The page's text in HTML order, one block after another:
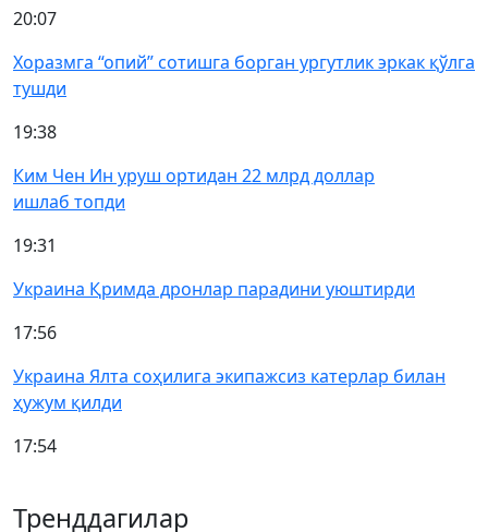
20:07
Хоразмга “опий” сотишга борган ургутлик эркак қўлга
тушди
19:38
Ким Чен Ин уруш ортидан 22 млрд доллар
ишлаб топди
19:31
Украина Қримда дронлар парадини уюштирди
17:56
Украина Ялта соҳилига экипажсиз катерлар билан
ҳужум қилди
17:54
Тренддагилар